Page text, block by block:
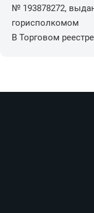
№ 193878272,
горисполкомом
В Торговом